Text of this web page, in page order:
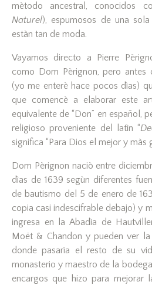
mètodo ancestral, conocidos
Naturel), espumosos de una
estàn tan de moda.
Vayamos directo a Pierre
como Dom Pèrignon, pero antes
(yo me enterè hace pocos dìas)
que comencè a elaborar este
equivalente de “Don” en español,
religioso proveniente del latìn “
significa “Para Dios el mejor y màs
Dom Pèrignon naciò entre
dìas de 1639 segùn diferentes
de bautismo del 5 de enero de
copia casi indescifrable debajo) y
ingresa en la Abadìa de
Moët & Chandon y pueden ver
donde pasarìa el resto de su
monasterio y maestro de la
encargos que hizo para mejorar